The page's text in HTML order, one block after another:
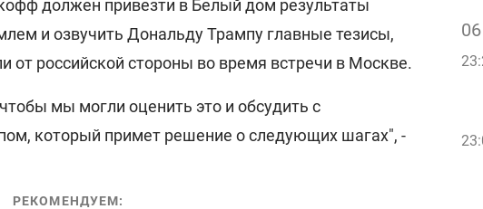
должен привезти в Белый дом результаты
и озвучить Дональду Трампу главные тезисы,
от российской стороны во время встречи в Москве.
мы могли оценить это и обсудить с
который примет решение о следующих шагах", -
РЕКОМЕНДУЕМ: